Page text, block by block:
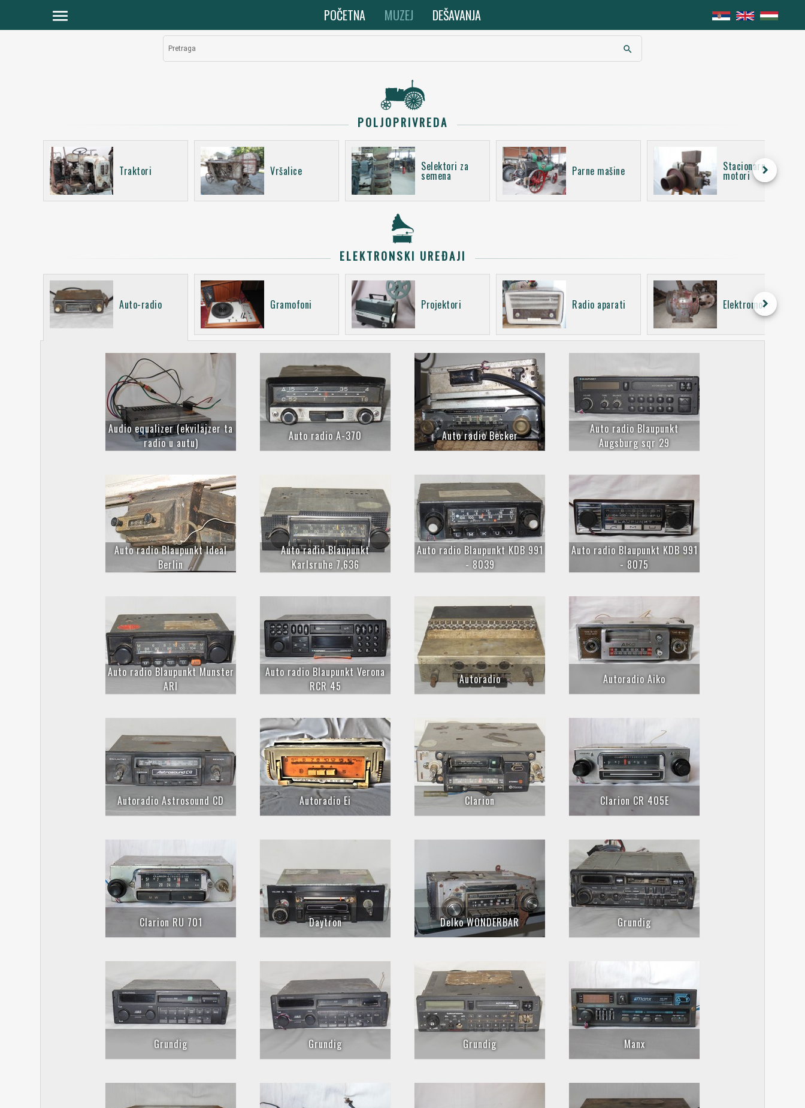
menu POČETNA MUZEJ DEŠAVANJA
Pretraga search
POLJOPRIVREDA
Traktori Vršalice Selektori za
semena Parne mašine Stacionarni
motori keyboard_arrow_right
ELEKTRONSKI UREĐAJI
Auto-radio Gramofoni Projektori Radio aparati Elektromotori
keyboard_arrow_right
Audio equalizer (ekvilajzer ta
radio u autu)
Auto radio A-370 Auto radio Becker
Auto radio Blaupunkt
Augsburg sqr 29
Auto radio Blaupunkt Ideal
Berlin
Auto radio Blaupunkt
Karlsruhe 7,636
Auto radio Blaupunkt KDB 991
- 8039
Auto radio Blaupunkt KDB 991
- 8075
Auto radio Blaupunkt Munster
ARI
Auto radio Blaupunkt Verona
RCR 45
Autoradio Autoradio Aiko
Autoradio Astrosound CD Autoradio Ei Clarion Clarion CR 405E
Clarion RU 701 Daytron Delko WONDERBAR Grundig
Grundig Grundig Grundig Manx